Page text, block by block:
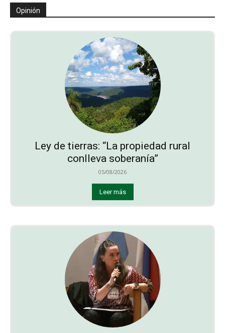
Opinión
Ley de tierras: “La propiedad rural
conlleva soberanía”
05/08/2026
Leer más